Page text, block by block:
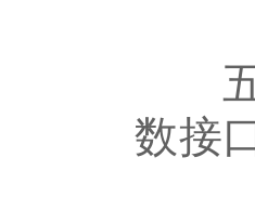
五
数接